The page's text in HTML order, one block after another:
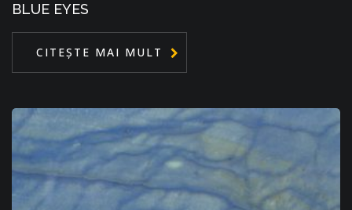
BLUE EYES
CITEȘTE MAI MULT